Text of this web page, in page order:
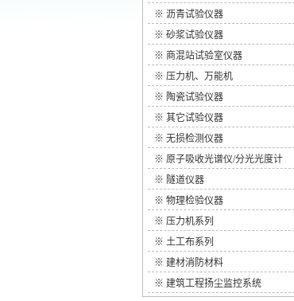
※ 沥青试验仪器
※ 砂浆试验仪器
※ 商混站试验室仪器
※ 压力机、万能机
※ 陶瓷试验仪器
※ 其它试验仪器
※ 无损检测仪器
※ 原子吸收光谱仪/分光光度计
※ 隧道仪器
※ 物理检验仪器
※ 压力机系列
※ 土工布系列
※ 建材消防材料
※ 建筑工程扬尘监控系统